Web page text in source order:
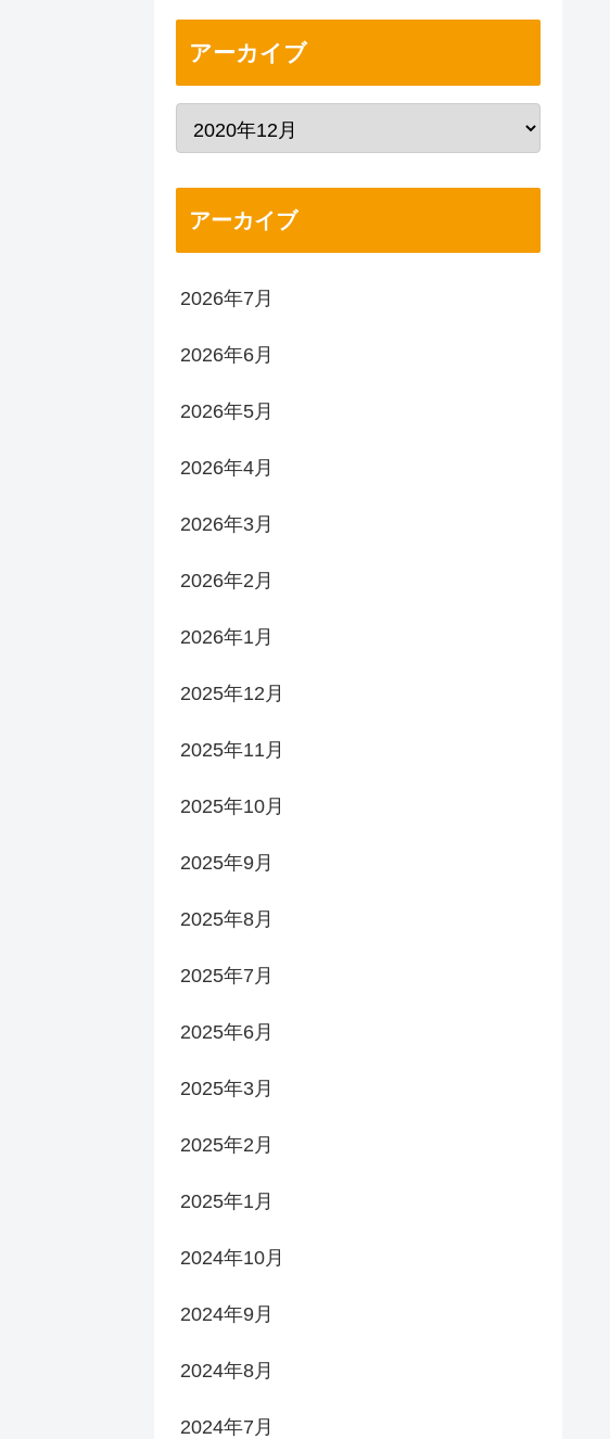
アーカイブ
アーカイブ
2026年7月
2026年6月
2026年5月
2026年4月
2026年3月
2026年2月
2026年1月
2025年12月
2025年11月
2025年10月
2025年9月
2025年8月
2025年7月
2025年6月
2025年3月
2025年2月
2025年1月
2024年10月
2024年9月
2024年8月
2024年7月